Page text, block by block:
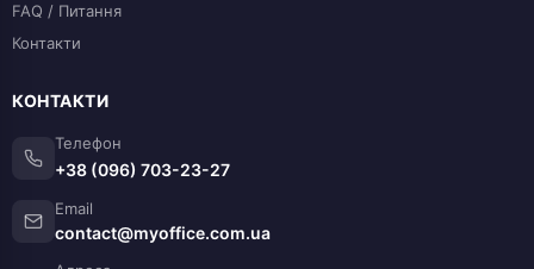
FAQ / Питання
Контакти
КОНТАКТИ
Телефон
+38 (096) 703-23-27
Email
contact@myoffice.com.ua